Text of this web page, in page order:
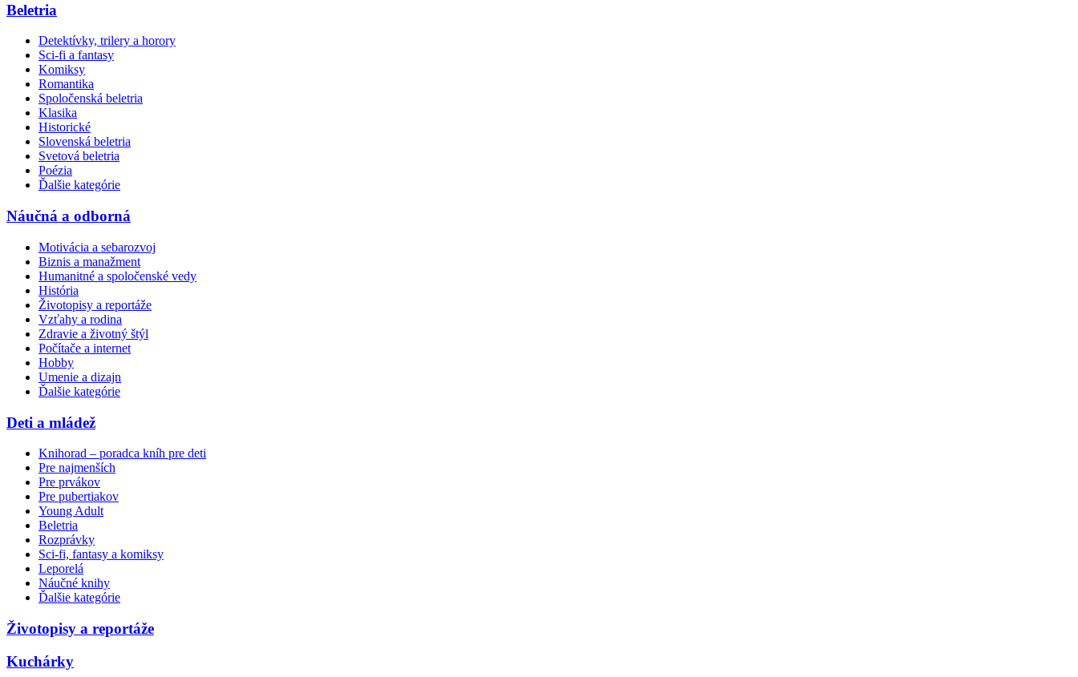
Beletria
Detektívky, trilery a horory
Sci-fi a fantasy
Komiksy
Romantika
Spoločenská beletria
Klasika
Historické
Slovenská beletria
Svetová beletria
Poézia
Ďalšie kategórie
Náučná a odborná
Motivácia a sebarozvoj
Biznis a manažment
Humanitné a spoločenské vedy
História
Životopisy a reportáže
Vzťahy a rodina
Zdravie a životný štýl
Počítače a internet
Hobby
Umenie a dizajn
Ďalšie kategórie
Deti a mládež
Knihorad – poradca kníh pre deti
Pre najmenších
Pre prvákov
Pre pubertiakov
Young Adult
Beletria
Rozprávky
Sci-fi, fantasy a komiksy
Leporelá
Náučné knihy
Ďalšie kategórie
Životopisy a reportáže
Kuchárky